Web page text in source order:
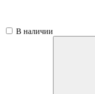
В наличии